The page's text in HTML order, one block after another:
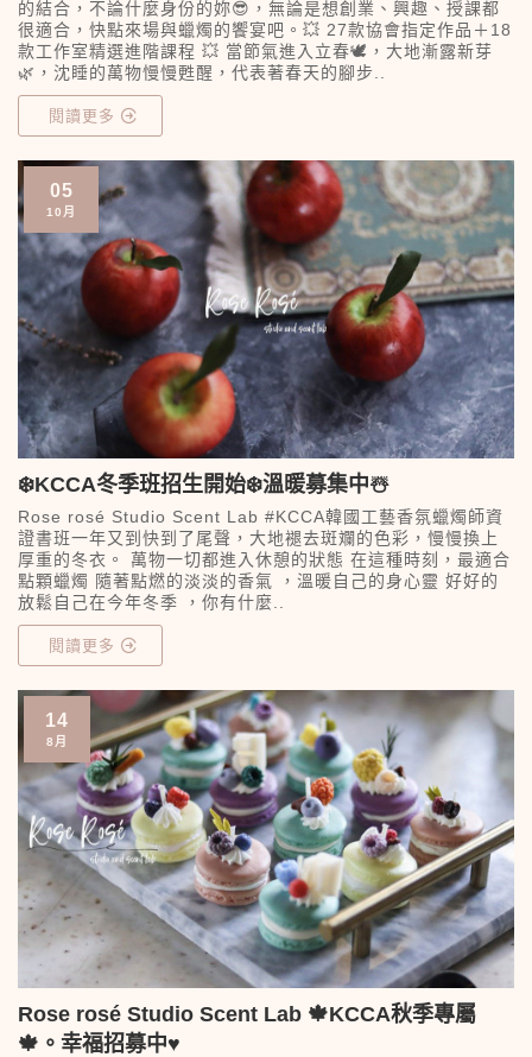
的結合，不論什麼身份的妳😎，無論是想創業、興趣、授課都
很適合，快點來場與蠟燭的饗宴吧。💥 27款協會指定作品＋18
款工作室精選進階課程 💥 當節氣進入立春🕊，大地漸露新芽
🌿，沈睡的萬物慢慢甦醒，代表著春天的腳步..
閱讀更多
05
10月
❄️KCCA冬季班招生開始❄️溫暖募集中☃️
Rose rosé Studio Scent Lab #KCCA韓國工藝香氛蠟燭師資
證書班一年又到快到了尾聲，大地褪去斑斕的色彩，慢慢換上
厚重的冬衣。 萬物一切都進入休憩的狀態 在這種時刻，最適合
點顆蠟燭 隨著點燃的淡淡的香氣 ，溫暖自己的身心靈 好好的
放鬆自己在今年冬季 ，你有什麼..
閱讀更多
14
8月
Rose rosé Studio Scent Lab 🍁KCCA秋季專屬
🍁。幸福招募中♥️